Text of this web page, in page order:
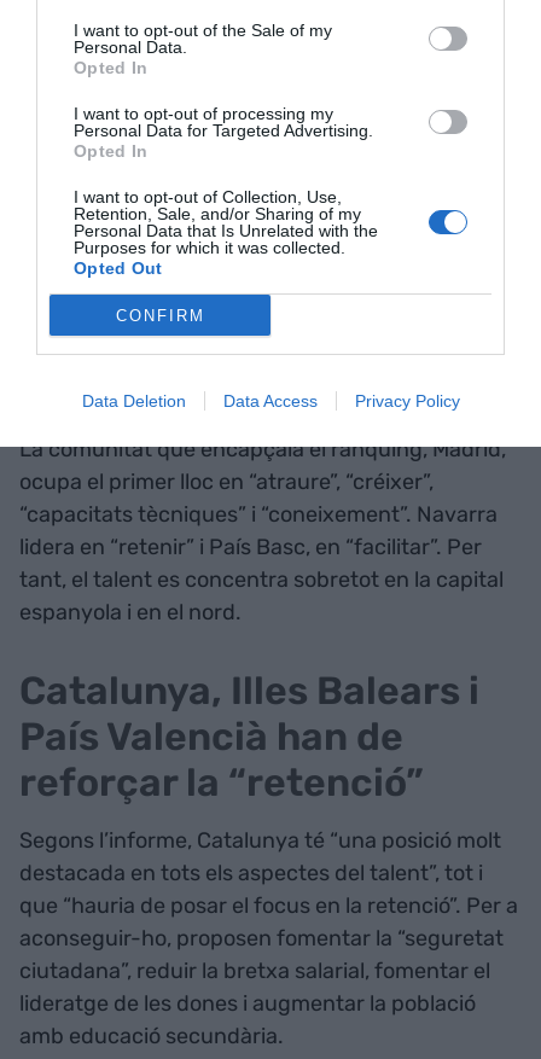
I want to opt-out of the Sale of my
Personal Data.
Opted In
I want to opt-out of processing my
Personal Data for Targeted Advertising.
Opted In
I want to opt-out of Collection, Use,
Retention, Sale, and/or Sharing of my
Personal Data that Is Unrelated with the
Purposes for which it was collected.
Opted Out
CONFIRM
Data Deletion Data Access Privacy Policy
La comunitat que encapçala el rànquing, Madrid,
ocupa el primer lloc en “atraure”, “créixer”,
“capacitats tècniques” i “coneixement”. Navarra
lidera en “retenir” i País Basc, en “facilitar”. Per
tant, el talent es concentra sobretot en la capital
espanyola i en el nord.
Catalunya, Illes Balears i
País Valencià han de
reforçar la “retenció”
Segons l’informe, Catalunya té “una posició molt
destacada en tots els aspectes del talent”, tot i
que “hauria de posar el focus en la retenció”. Per a
aconseguir-ho, proposen fomentar la “seguretat
ciutadana”, reduir la bretxa salarial, fomentar el
lideratge de les dones i augmentar la població
amb educació secundària.